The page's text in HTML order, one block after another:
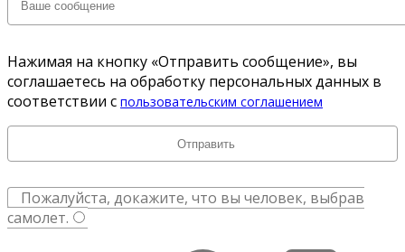
Нажимая на кнопку «Отправить сообщение», вы
соглашаетесь на обработку персональных данных в
соответствии с пользовательским соглашением
Пожалуйста, докажите, что вы человек, выбрав
самолет.